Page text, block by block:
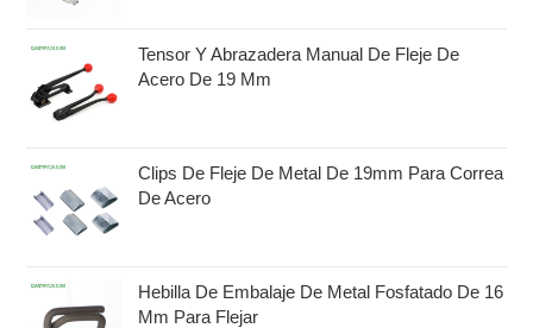
Tensor Y Abrazadera Manual De Fleje De
Acero De 19 Mm
Clips De Fleje De Metal De 19mm Para Correa
De Acero
Hebilla De Embalaje De Metal Fosfatado De 16
Mm Para Flejar